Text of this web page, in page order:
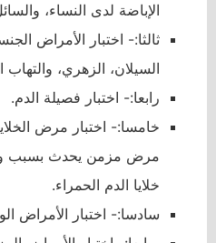
الإباضة لدى النساء،
ثالثا:- اختبار الأمراض
السيلان، الزهري، والتهاب
رابعا:- اختبار فصيلة الدم.
خامسا:- اختبار مرض
مرض مزمن يحدث بسبب
خلايا الدم الحمراء.
سادسا:- اختبار الأمراض